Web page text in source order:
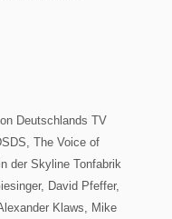
Deutschlands TV
The Voice of
der Skyline Tonfabrik
David Pfeffer,
Klaws, Mike